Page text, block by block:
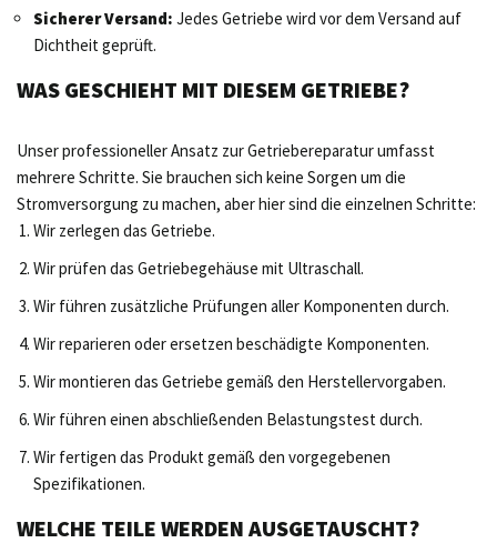
Sicherer Versand: Jedes Getriebe wird vor dem Versand auf
Dichtheit geprüft.
WAS GESCHIEHT MIT DIESEM GETRIEBE?
Unser professioneller Ansatz zur Getriebereparatur umfasst
mehrere Schritte. Sie brauchen sich keine Sorgen um die
Stromversorgung zu machen, aber hier sind die einzelnen Schritte:
Wir zerlegen das Getriebe.
Wir prüfen das Getriebegehäuse mit Ultraschall.
Wir führen zusätzliche Prüfungen aller Komponenten durch.
Wir reparieren oder ersetzen beschädigte Komponenten.
Wir montieren das Getriebe gemäß den Herstellervorgaben.
Wir führen einen abschließenden Belastungstest durch.
Wir fertigen das Produkt gemäß den vorgegebenen
Spezifikationen.
WELCHE TEILE WERDEN AUSGETAUSCHT?